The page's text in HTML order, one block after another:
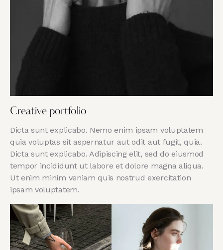
Creative portfolio
Dicta sunt explicabo. Nemo enim ipsam voluptatem
quia voluptas sit aspernatur aut odit aut fugit, quia.
Dicta sunt explicabo. Adipiscing elit, sed do eiusmod
tempor incididunt ut labore et dolore magna aliqua.
Ut enim minim veniam quis nostrud exercitation
ipsam voluptatem.